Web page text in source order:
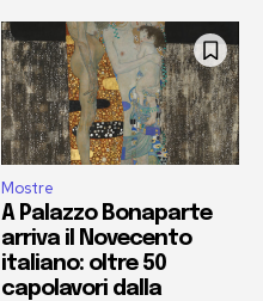
Mostre
A Palazzo Bonaparte
arriva il Novecento
italiano: oltre 50
capolavori dalla